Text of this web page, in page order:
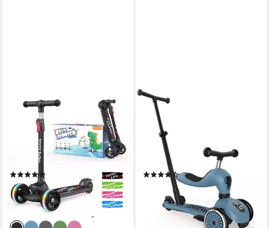
BESREY
Dreiradscooter Kinder
Scooter Kinder Roller
Kinderroller ab 2 jahre faltbar
max. Benutzergewicht
56,99 € UVP99,99 €
-43%
lieferbar - in 2-3 Werktagen bei dir
SCOOT AND RIDE
Dreiradscooter Highwaykick 1
Push and Go Kinderroller mit
Sitz 2in1 Laufrad
max. Benutzergewicht
(29)
129,90 €
11,86 €mtl. in 12 Raten
lieferbar - in 2-3 Werktagen bei dir
+1